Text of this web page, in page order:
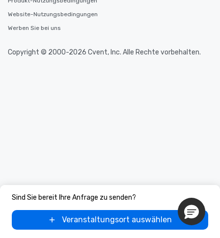
Sind Sie bereit Ihre Anfrage zu senden?
Veranstaltungsort auswählen
Website-Nutzungsbedingungen
Werben Sie bei uns
Copyright © 2000-2026 Cvent, Inc. Alle Rechte vorbehalten.